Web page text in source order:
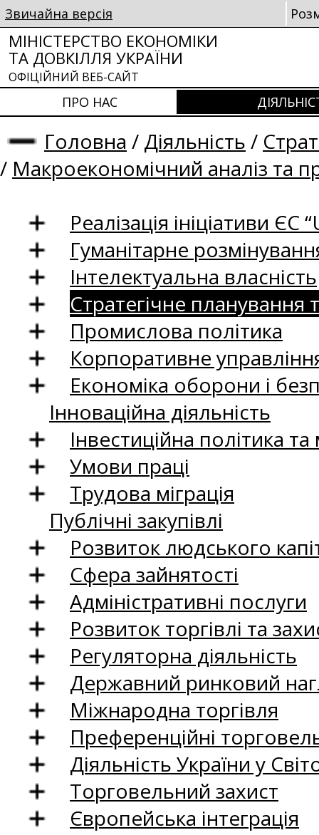
Звичайна версія
МІНІСТЕРСТВО ЕКОНОМІКИ
ТА ДОВКІЛЛЯ УКРАЇНИ
ОФІЦІЙНИЙ ВЕБ-САЙТ
ПРО НАС
Головна / Діяльність /
/ Макроекономічний аналіз та
Реалізація ініціативи ЄС
Гуманітарне
Інтелектуальна власність
Стратегічне
Промислова політика
Корпоративне
Економіка оборони і
Інноваційна діяльність
Інвестиційна політика
Умови праці
Трудова міграція
Публічні закупівлі
Розвиток людського
Сфера зайнятості
Адміністративні послуги
Розвиток торгівлі та
Регуляторна діяльність
Державний ринковий
Міжнародна торгівля
Преференційні
Діяльність України у
Торговельний захист
Європейська інтеграція